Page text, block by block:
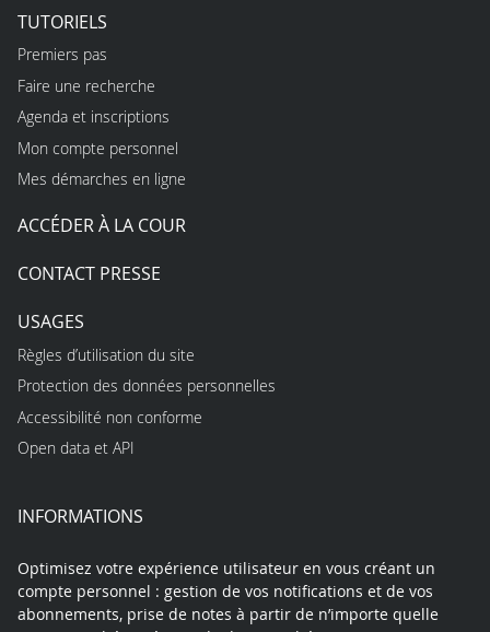
TUTORIELS
Premiers pas
Faire une recherche
Agenda et inscriptions
Mon compte personnel
Mes démarches en ligne
ACCÉDER À LA COUR
CONTACT PRESSE
USAGES
Règles d’utilisation du site
Protection des données personnelles
Accessibilité non conforme
Open data et API
INFORMATIONS
Optimisez votre expérience utilisateur en vous créant un
compte personnel : gestion de vos notifications et de vos
abonnements, prise de notes à partir de n’importe quelle